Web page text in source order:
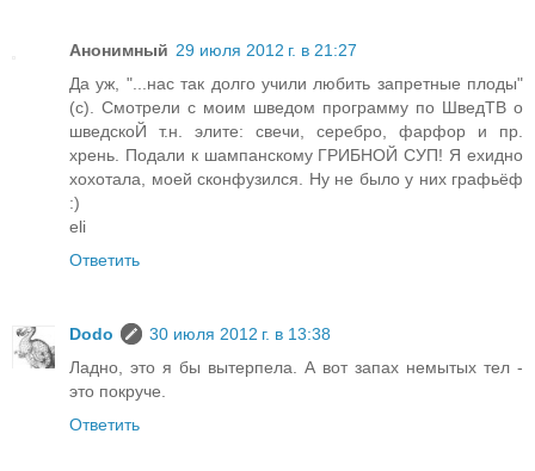
Анонимный 29 июля 2012 г. в 21:27
Да уж, "...нас так долго учили любить запретные плоды"
(с). Смотрели с моим шведом программу по ШведТВ о
шведскоЙ т.н. элите: свечи, серебро, фарфор и пр.
хрень. Подали к шампанскому ГРИБНОЙ СУП! Я ехидно
хохотала, моей сконфузился. Ну не было у них графьёф
:)
eli
Ответить
Dodo
30 июля 2012 г. в 13:38
Ладно, это я бы вытерпела. А вот запах немытых тел -
это покруче.
Ответить